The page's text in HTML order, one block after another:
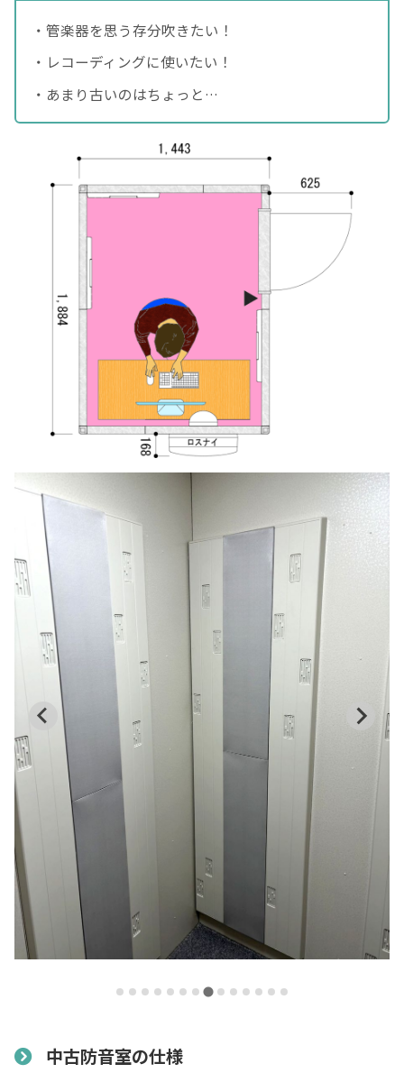
・管楽器を思う存分吹きたい！
・レコーディングに使いたい！
・あまり古いのはちょっと…
中古防音室の仕様